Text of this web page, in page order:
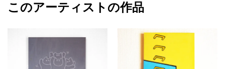
カラー
ホワイト
hazamachihiro
このアーティストの作品